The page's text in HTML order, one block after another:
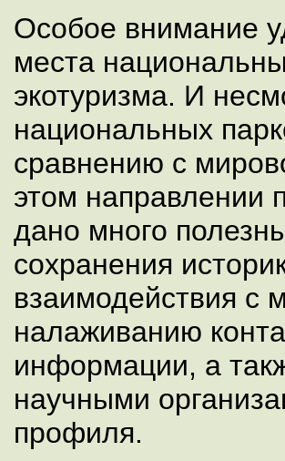
Особое внимание
места
экотуризма. И
национальных
сравнению с
этом направлении
дано много
сохранения
взаимодействия с
налаживанию
информации, а
научными
профиля.